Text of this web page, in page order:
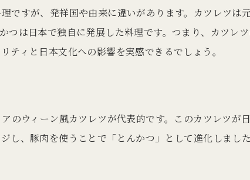
とんかつ発祥国と日本の味の違いを比較
本で進化したとんかつの特徴と魅力
得するとんかつ語源や英語表現の豆知識
かつの語源や由来にまつわる豆知識
ですが、発祥国や由来に違いがあります。カツレツは
つは日本で独自に発展した料理です。つまり、カツレ
ティと日本文化への影響を実感できるでしょう。
のウィーン風カツレツが代表的です。このカツレツが
し、豚肉を使うことで「とんかつ」として進化しまし